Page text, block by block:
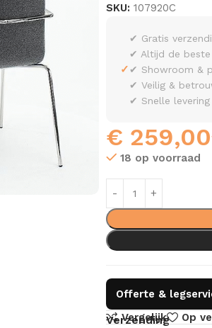
SKU:107920C
✓
✔ Gratis
✔ Altijd de beste
✔ Showroom &
✔ Veilig &
✔ Snelle
€ 259,00
18 op voorraad
Offerte &
Vergelijk
Op
Verzending